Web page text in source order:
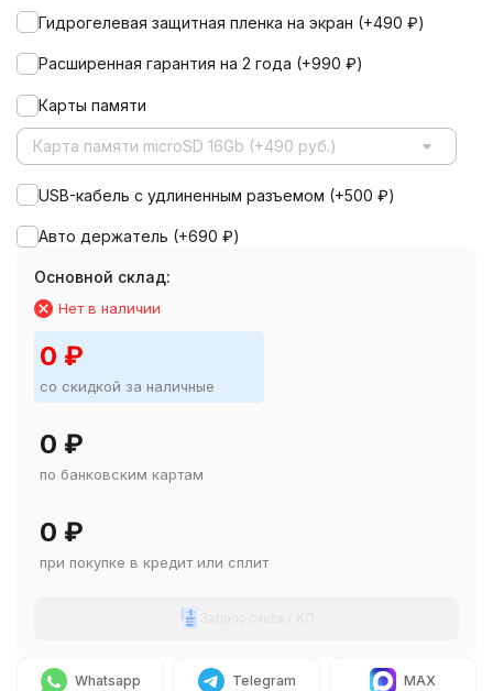
Гидрогелевая защитная пленка на экран (+490 ₽)
Расширенная гарантия на 2 года (+990 ₽)
Карты памяти
Карта памяти microSD 16Gb (+490 руб.)
USB-кабель с удлиненным разъемом (+500 ₽)
Авто держатель (+690 ₽)
Основной склад:
Нет в наличии
0 ₽
со скидкой за наличные
0 ₽
по банковским картам
0 ₽
при покупке в кредит или сплит
Whatsapp Telegram MAX